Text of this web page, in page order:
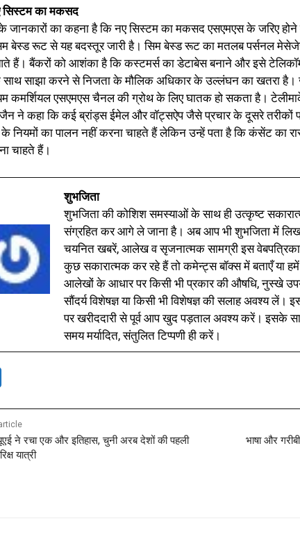
सिस्टम का मकसद
जानकारों का कहना है कि नए सिस्टम का मकसद एसएमएस के जरिए
बेस्ड रूट से यह बदस्तूर जारी है। सिम बेस्ड रूट का मतलब पर्सनल
हैं। बैंकरों को आशंका है कि कस्टमर्स का डेटाबेस बनाने और इसे टेलिकॉम
साथ साझा करने से निजता के मौलिक अधिकार के उल्लंघन का खतरा
कमर्शियल एसएमएस चैनल की ग्रोथ के लिए घातक हो सकता है।
ने कहा कि कई ब्रांड्स ईमेल और वॉट्सऐप जैसे प्रचार के दूसरे तरीकों
नियमों का पालन नहीं करना चाहते हैं लेकिन उन्हें पता है कि कंसेंट का
चाहते हैं।
शुभजिता
शुभजिता की कोशिश समस्याओं के साथ ही उत्कृष्ट
संग्रहित कर आगे ले जाना है। अब आप भी शुभजिता में
चयनित खबरें, आलेख व सृजनात्मक सामग्री इस
कुछ सकारात्मक कर रहे हैं तो कमेन्ट्स बॉक्स में बताएँ या
आलेखों के आधार पर किसी भी प्रकार की औषधि, नुस्खे
सौंदर्य विशेषज्ञ या किसी भी विशेषज्ञ की सलाह अवश्य
पर खरीददारी से पूर्व आप खुद पड़ताल अवश्य करें। इसके
समय मर्यादित, संतुलित टिप्पणी ही करें।
ने रचा एक और इतिहास, चुनी अरब देशों की पहली
यात्री
भाषा और